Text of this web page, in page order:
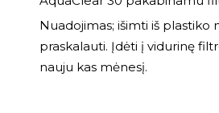
Nuadojimas; išimti iš plastiko
praskalauti. Įdėti į vidurinę
nauju kas mėnesį.